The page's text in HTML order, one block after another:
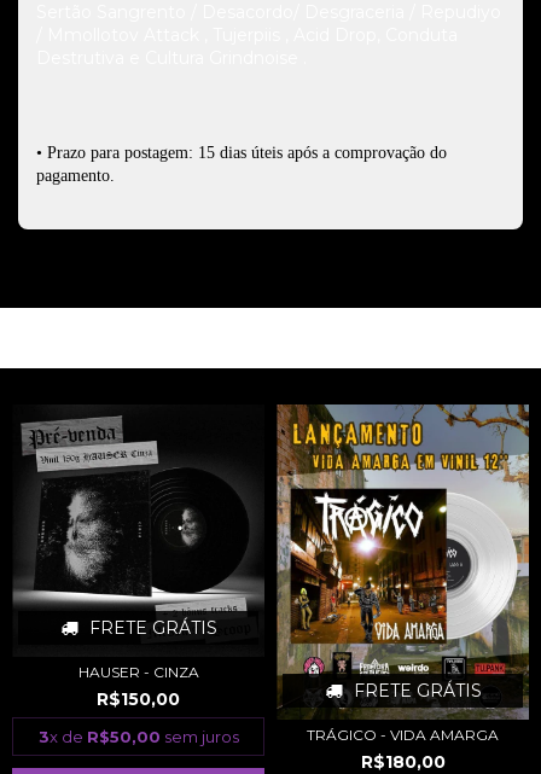
• Prazo para postagem: 15 dias úteis após a comprovação do
pagamento.
FRETE GRÁTIS
HAUSER - CINZA
R$150,00
3x de R$50,00 sem juros
FRETE GRÁTIS
TRÁGICO - VIDA AMARGA
R$180,00